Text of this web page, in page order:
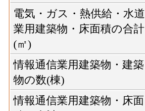
電気・ガス・熱供給・水道
業用建築物・床面積の合計
(㎡)
情報通信業用建築物・建築
物の数(棟)
情報通信業用建築物・床面